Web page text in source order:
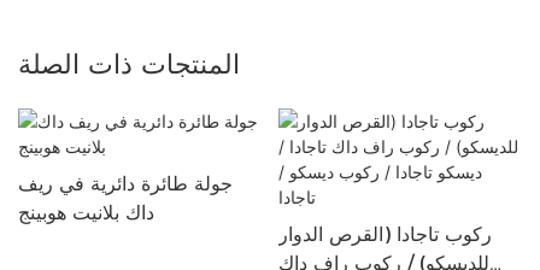
المنتجات ذات الصلة
جولة طائرة دائرية في ريف
داك بلانيت هوبينج
ركوب تاجادا (القرص الدوار
للديسكو) / ركوب راف داك